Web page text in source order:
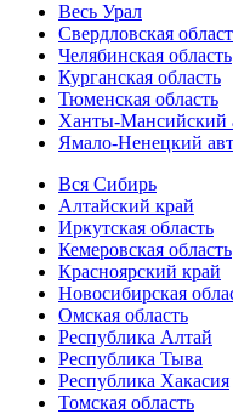
Весь Урал
Свердловская
Челябинская область
Курганская область
Тюменская область
Ханты-Мансийский
Ямало-Ненецкий
Вся Сибирь
Алтайский край
Иркутская область
Кемеровская область
Красноярский край
Новосибирская
Омская область
Республика Алтай
Республика Тыва
Республика Хакасия
Томская область